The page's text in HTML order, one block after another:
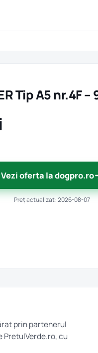
Tip A5 nr.4F –
Vezi oferta la dogpro.ro
Preț actualizat: 2026-08-07
prin partenerul
PretulVerde.ro, cu